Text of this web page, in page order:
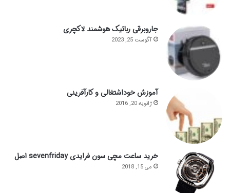
جاروبرقی رباتیک هوشمند لاکچری
آگوست 25, 2023
آموزش خوداشتغالی و کارآفرینی
ژانویه 20, 2016
خرید ساعت مچی سون فرایدی sevenfriday اصل
می 15, 2018